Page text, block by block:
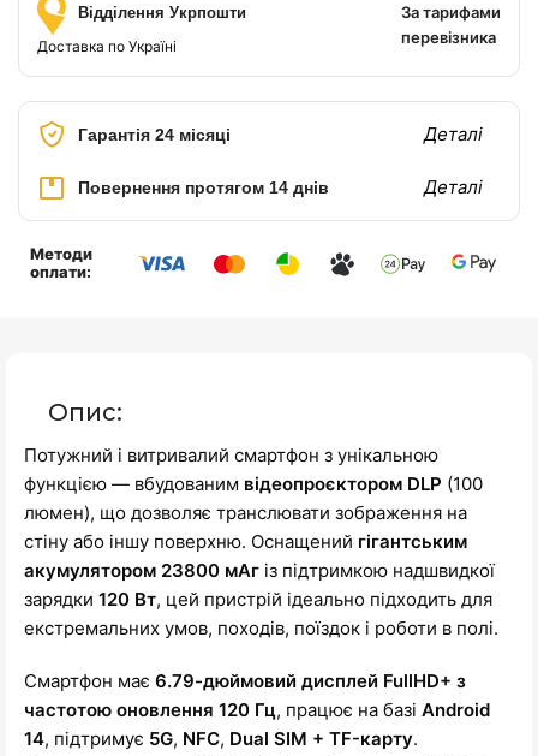
Відділення Укрпошти
Доставка по Україні
За тарифами
перевізника
Гарантія 24 місяці Деталі
Повернення протягом 14 днів Деталі
Методи
оплати:
Опис:
Потужний і витривалий смартфон з унікальною
функцією — вбудованим відеопроєктором DLP (100
люмен), що дозволяє транслювати зображення на
стіну або іншу поверхню. Оснащений гігантським
акумулятором 23800 мАг із підтримкою надшвидкої
зарядки 120 Вт, цей пристрій ідеально підходить для
екстремальних умов, походів, поїздок і роботи в полі.
Смартфон має 6.79-дюймовий дисплей FullHD+ з
частотою оновлення 120 Гц, працює на базі Android
14, підтримує 5G, NFC, Dual SIM + TF-карту.